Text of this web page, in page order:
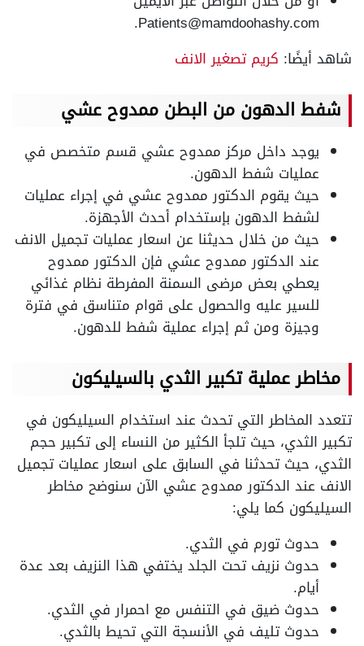
Patients@mamdoohashy.com
.
شاهد أيضًا: كريم تصغير الانف
شفط الدهون من البطن ممدوح عشي
يوجد داخل مركز ممدوح عشي قسم متخصص في
عمليات شفط الدهون.
حيث يقوم الدكتور ممدوح عشي في إجراء عمليات
لشفط الدهون بإستخدام أحدث الأجهزة.
حيث من خلال حديثنا عن اسعار عمليات تجميل الانف
عند الدكتور ممدوح عشي فإن الدكتور ممدوح
يعطي بعض مرضى السمنة المفرطة نظام غذائي
للسير عليه والحصول على قوام متناسق في فترة
وجيزة ومن ثم إجراء عملية شفط للدهون.
مخاطر عملية تكبير الثدي بالسيليكون
تتعدد المخاطر التي تحدث عند استخدام السيليكون في
تكبير الثدي، حيث تلجأ الكثير من النساء إلى تكبير حجم
الثدي، حيث تحدثنا في السابق على اسعار عمليات تجميل
الانف عند الدكتور ممدوح عشي الآن سنوضح مخاطر
السيليكون كما يلي:
حدوث تورم في الثدي.
حدوث نزيف تحت الجلد يختفي هذا النزيف بعد عدة
أيام.
حدوث ضيق في التنفس مع احمرار في الثدي.
حدوث تليف في الأنسجة التي تحيط بالثدي.